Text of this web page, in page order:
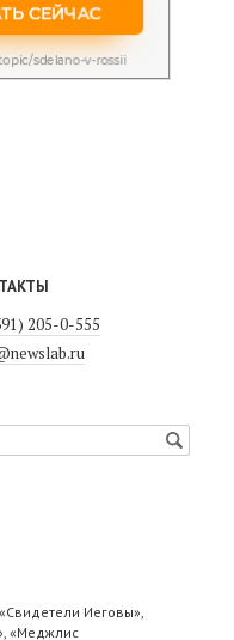
205-0-555
Иеговы»,
«Меджлис